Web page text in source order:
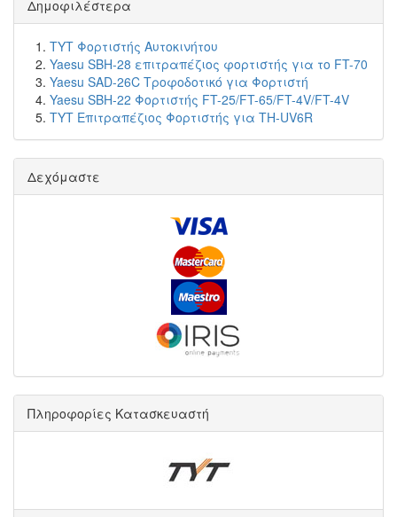
Δημοφιλέστερα
TYT Φορτιστής Αυτοκινήτου
Yaesu SBH-28 επιτραπέζιος φορτιστής για το FT-70
Yaesu SAD-26C Τροφοδοτικό για Φορτιστή
Yaesu SBH-22 Φορτιστής FT-25/FT-65/FT-4V/FT-4V
TYT Επιτραπέζιος Φορτιστής για TH-UV6R
Δεχόμαστε
Πληροφορίες Κατασκευαστή